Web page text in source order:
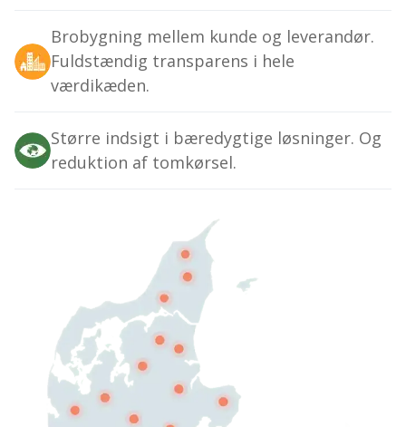
Brobygning mellem kunde og leverandør.
Fuldstændig transparens i hele
værdikæden.
Større indsigt i bæredygtige løsninger. Og
reduktion af tomkørsel.